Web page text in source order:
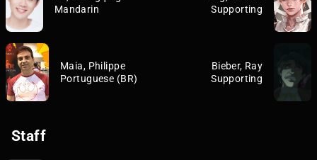
Mandarin
Supporting
Maia, Philippe
Portuguese (BR)
Bieber, Ray
Supporting
Staff